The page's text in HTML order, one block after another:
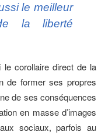
le meilleur
la liberté
le corollaire direct de la
de former ses propres
de ses conséquences
en masse d’images
sociaux, parfois au